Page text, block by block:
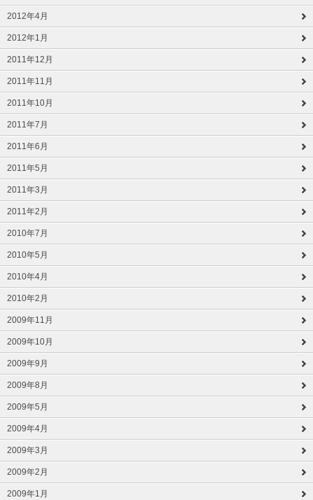
2012年4月
2012年1月
2011年12月
2011年11月
2011年10月
2011年7月
2011年6月
2011年5月
2011年3月
2011年2月
2010年7月
2010年5月
2010年4月
2010年2月
2009年11月
2009年10月
2009年9月
2009年8月
2009年5月
2009年4月
2009年3月
2009年2月
2009年1月